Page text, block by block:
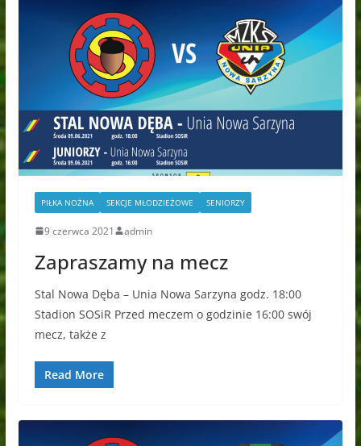
PIŁKA NOŻNA SEKCJE MŁODZIEŻOWE SENIORZY
9 czerwca 2021 admin
Zapraszamy na mecz
Stal Nowa Dęba – Unia Nowa Sarzyna godz. 18:00
Stadion SOSiR Przed meczem o godzinie 16:00 swój
mecz, także z
Read More